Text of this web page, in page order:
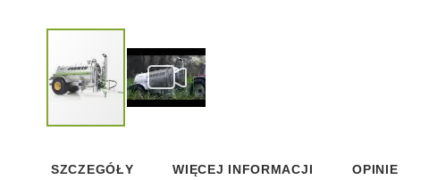
the
SZCZEGÓŁY WIĘCEJ INFORMACJI OPINIE